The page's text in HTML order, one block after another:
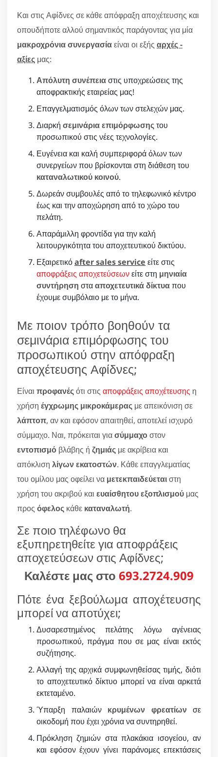
Και στις Αφίδνες σε κάθε απόφραξη αποχέτευσης και
οπουδήποτε αλλού σημαντικός παράγοντας για μία
μακροχρόνια συνεργασίαείναι οι εξής αρχές -
αξίες μας:
Απόλυτη συνέπειαστις υποχρεώσεις της
αποφρακτικής εταιρείας μας!
Επαγγελματισμός όλων των στελεχών μας.
Διαρκή σεμινάρια επιμόρφωσηςτου
προσωπικού στις νέες τεχνολογίες.
Ευγένεια και καλή συμπεριφορά όλων των
συνεργείων που βρίσκονται στη διάθεση του
καταναλωτικού κοινού.
Δωρεάν συμβουλές από το τηλεφωνικό κέντρο
έως και την αποχώρηση από το χώρο του
πελάτη.
Απαράμιλλη φροντίδα για την καλή
λειτουργικότητα του αποχετευτικού δικτύου.
Εξαιρετικόafter sales service είτε στις
αποφράξεις αποχετεύσεωνείτε στη μηνιαία
συντήρηση στααποχετευτικά δίκτυαπου
έχουμε συμβόλαιο με το μήνα.
Με ποιον τρόπο βοηθούν τα
σεμινάρια επιμόρφωσης του
προσωπικού στην απόφραξη
αποχέτευσης Αφίδνες;
Είναι προφανέςότι στις αποφράξεις αποχέτευσης η
χρήση έγχρωμης μικροκάμερας με απεικόνιση σε
λάπτοπ, αν και εφόσον απαιτηθεί, αποτελεί ισχυρό
σύμμαχο. Ναι, πρόκειται γιασύμμαχοστον
εντοπισμό βλάβης ή ζημιάς με ακρίβεια και
απόκλιση λίγων εκατοστών. Κάθε επαγγλεματίας
του ομίλου μας οφείλει να μετεκπαιδεύεταιστη
χρήση του ακριβού και ευαίσθητου εξοπλισμού μας
προς όφελος κάθε καταναλωτή.
Σε ποιο τηλέφωνο θα
εξυπηρετηθείτε για αποφράξεις
αποχετεύσεων στις Αφίδνες;
Καλέστε μας στο 693.2724.909
Πότε ένα ξεβούλωμα αποχέτευσης
μπορεί να αποτύχει;
Δυσαρεστημένος πελάτης λόγω αγένειας
προσωπικού, πράγμα που σε μας είναι εκτός
συζήτησης.
Αλλαγή της αρχικά συμφωνηθείσας τιμής, διότι
το αποχετευτικό δίκτυο μπορεί να είναι αρκετά
εκτεταμένο.
Ύπαρξη παλαιών κρυμένων φρεατίωνσε
οικοδομή που έχει χρόνια να συντηρηθεί.
Πρόκληση ζημιών στα πλακάκια ισογείου, αν
και εφόσον έχουν γίνει παράνομες επεκτάσεις